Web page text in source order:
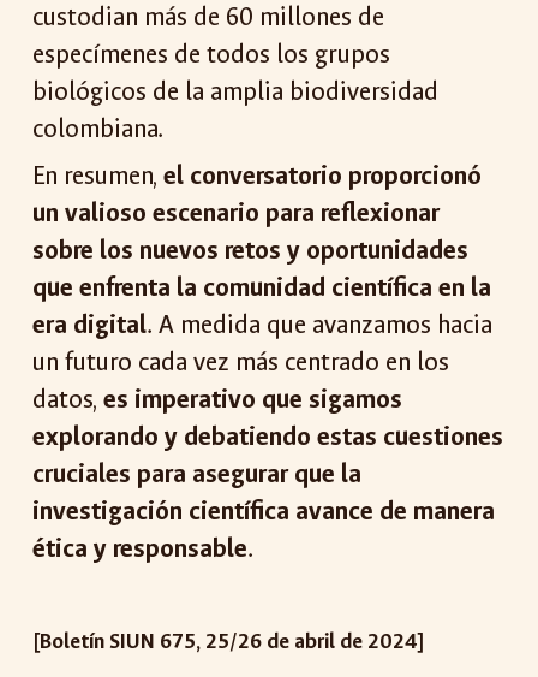
custodian más de 60 millones de
especímenes de todos los grupos
biológicos de la amplia biodiversidad
colombiana.
En resumen,el conversatorio proporcionó
un valioso escenario para reflexionar
sobre los nuevos retos y oportunidades
que enfrenta la comunidad científica en la
era digital. A medida que avanzamos hacia
un futuro cada vez más centrado en los
datos,es imperativo que sigamos
explorando y debatiendo estas cuestiones
cruciales para asegurar que la
investigación científica avance de manera
ética y responsable.
[Boletín SIUN 675, 25/26 de abril de 2024]